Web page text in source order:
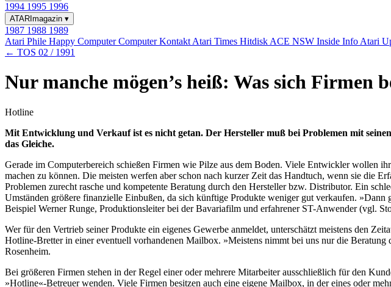
1994 1995 1996
ATARImagazin ▾
1987 1988 1989
Atari Phile Happy ComputerComputer Kontakt Atari Times Hitdisk ACE NSW Inside Info Atari
← TOS 02 / 1991
Nur manche mögen’s heiß: Was sich Firmen
Hotline
Mit Entwicklung und Verkauf ist es nicht getan. Der Hersteller muß bei Problemen mit
das Gleiche.
Gerade im Computerbereich schießen Firmen wie Pilze aus dem Boden. Viele Entwickler wollen
machen zu können. Die meisten werfen aber schon nach kurzer Zeit das Handtuch, wenn sie die
Problemen zurecht rasche und kompetente Beratung durch den Hersteller bzw. Distributor. Ein
Umständen größere finanzielle Einbußen, da sich künftige Produkte weniger gut verkaufen.
Beispiel Werner Runge, Produktionsleiter bei der Bavariafilm und erfahrener ST-Anwender (vgl.
Wer für den Vertrieb seiner Produkte ein eigenes Gewerbe anmeldet, unterschätzt meistens den
Hotline-Bretter in einer eventuell vorhandenen Mailbox. »Meistens nimmt bei uns nur die
Rosenheim.
Bei größeren Firmen stehen in der Regel einer oder mehrere Mitarbeiter ausschließlich für den
»Hotline«-Betreuer wenden. Viele Firmen besitzen auch eine eigene Mailbox, in der eines oder